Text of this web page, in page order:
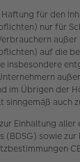
Haftung für den
nur für
auf die
insbesondere
im Übrigen der
auch
Einhaltung
(BDSG) sowie